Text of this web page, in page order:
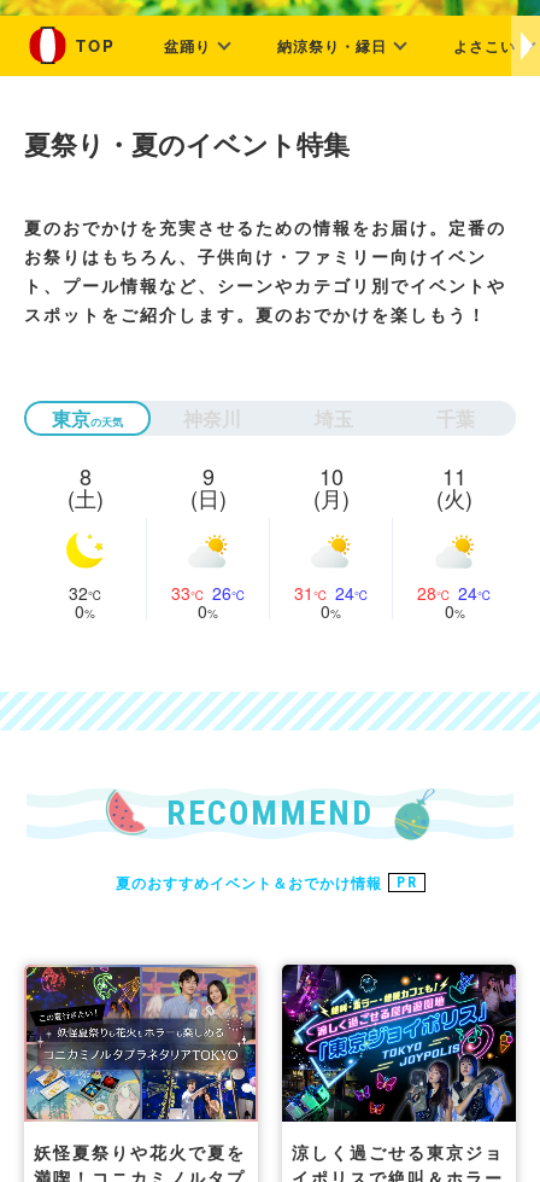
盆踊り 納涼祭り・縁日 よさこい
夏祭り・夏のイベント特集
夏のおでかけを充実させるための情報をお届け。定番の
お祭りはもちろん、子供向け・ファミリー向けイベン
ト、プール情報など、シーンやカテゴリ別でイベントや
スポットをご紹介します。夏のおでかけを楽しもう！
東京 神奈川 埼玉 千葉
8
(土)
32
0
9
(日)
33 26
0
10
(月)
31 24
0
11
(火)
28 24
0
RECOMMEND
夏のおすすめイベント＆おでかけ情報 PR
妖怪夏祭りや花火で夏を
満喫！コニカミノルタプ
涼しく過ごせる東京ジョ
イポリスで絶叫＆ホラー